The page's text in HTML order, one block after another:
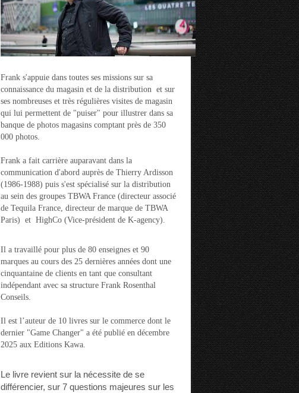
Frank s'appuie dans toutes ses missions sur sa
connaissance du magasin et de la distribution et sur
ses nombreuses et très régulières visites de magasin
qui lui permettent de "puiser" pour illustrer dans sa
banque de photos magasins comptant près de 350
000 photos.
Frank a fait carrière auparavant dans la
communication d'abord auprès de Thierry Ardisson
(1986-1988) puis s'est spécialisé sur la distribution
au sein des groupes TBWA France (directeur associé
de Tequila France, directeur de marque de TBWA
Paris) et HighCo (Vice-président de K-agency).
Il a travaillé pour plus de 80 enseignes et 90
marques au cours des 25 dernières années dont une
cinquantaine de clients en tant que consultant
indépendant avec sa structure Frank Rosenthal
Conseils.
Il est l’auteur de 10 livres sur le commerce dont le
dernier "Game Changer" a été publié en décembre
2025 aux Editions Kawa.
Le livre revient sur la nécessite de se
différencier, sur 7 questions majeures sur les